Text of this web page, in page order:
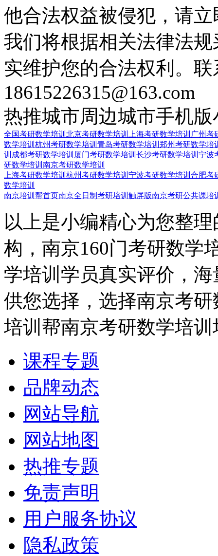
他合法权益被侵犯，请
我们将根据相关法律法
实维护您的合法权利。
18615226315@163.com
热推城市周边城市手机版
全国考研数学培训 北京考研数学培训 上海考研数学培训 广州考
数学培训 杭州考研数学培训 青岛考研数学培训 郑州考研数学培
训 成都考研数学培训 厦门考研数学培训 长沙考研数学培训 宁波
研数学培训 南京考研数学培训
上海考研数学培训 杭州考研数学培训 宁波考研数学培训 合肥考
数学培训
南京培训帮首页南京全日制考研培训触屏版南京考研公共课培
以上是小编精心为您整
构，南京160门考研数学
学培训学员真实评价，
供您选择，选择南京考
培训帮南京考研数学培
课程专题
品牌动态
网站导航
网站地图
热推专题
免责声明
用户服务协议
隐私政策